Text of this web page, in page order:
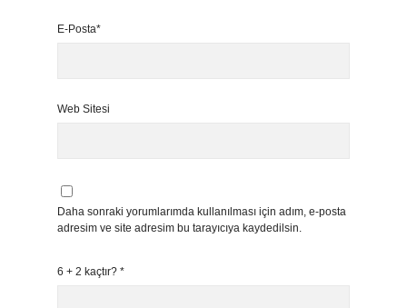
E-Posta*
Web Sitesi
Daha sonraki yorumlarımda kullanılması için adım, e-posta
adresim ve site adresim bu tarayıcıya kaydedilsin.
6 + 2 kaçtır? *